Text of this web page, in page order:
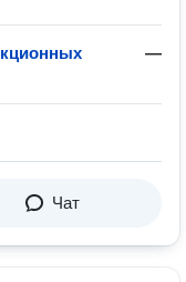
—
Чат